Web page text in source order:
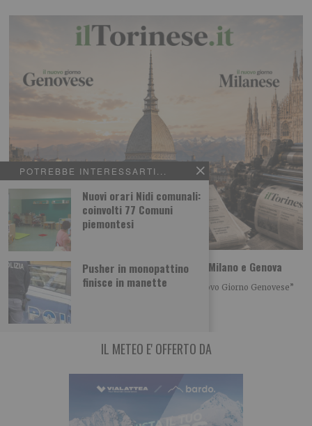
POTREBBE INTERESSARTI...
Nuovi orari Nidi comunali:
coinvolti 77 Comuni
piemontesi
Pusher in monopattino
finisce in manette
Più informazione online: il Torinese apre a Milano e Genova
Da settembre “Il Nuovo Giorno Milanese” e “Il Nuovo Giorno Genovese”
L’informazione si amplia, mantenendo lo
IL METEO E' OFFERTO DA